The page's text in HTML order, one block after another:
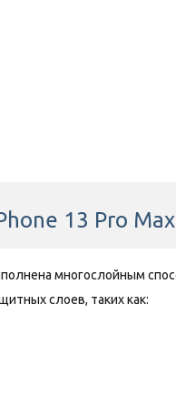
13 Pro
многослойным
слоев, таких как: